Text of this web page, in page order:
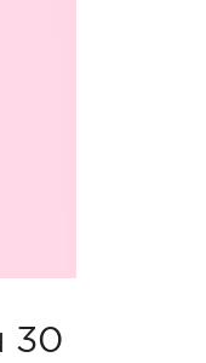
30